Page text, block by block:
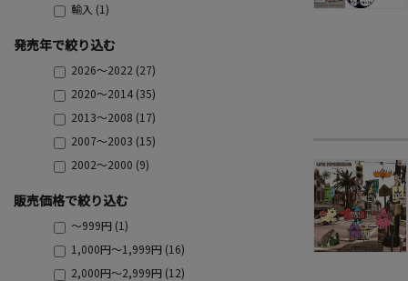
輸入 (1)
発売年で絞り込む
2026～2022 (27)
2020～2014 (35)
2013～2008 (17)
2007～2003 (15)
2002～2000 (9)
販売価格で絞り込む
～999円 (1)
1,000円～1,999円 (16)
2,000円～2,999円 (12)